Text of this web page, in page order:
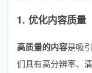
1. 优化内容质量
高质量的内容是吸
们具有高分辨率、